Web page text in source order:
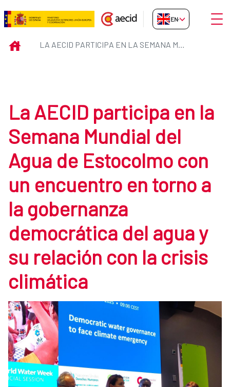
Skip to Main Content
La AECID participa en la
EN-GB
INICIO LA AECID PARTICIPA EN LA SEMANA MUNDIAL DEL AGUA DE ESTOCOLMO CON UN ENCUENTRO EN TORNO A LA GOBERNANZA DEMOCRÁTICA DEL AGUA Y SU RELACIÓN CON LA CRISIS CLIMÁTICA
La AECID participa en la
Semana Mundial del
Agua de Estocolmo con
un encuentro en torno a
la gobernanza
democrática del agua y
su relación con la crisis
climática